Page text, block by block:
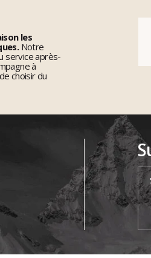
les
Notre
service après-
à
choisir du